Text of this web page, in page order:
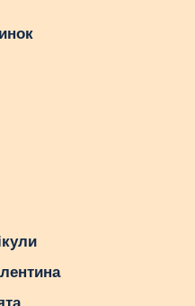
час для
відпочинку.
курортів.
відпочинок –
Активний